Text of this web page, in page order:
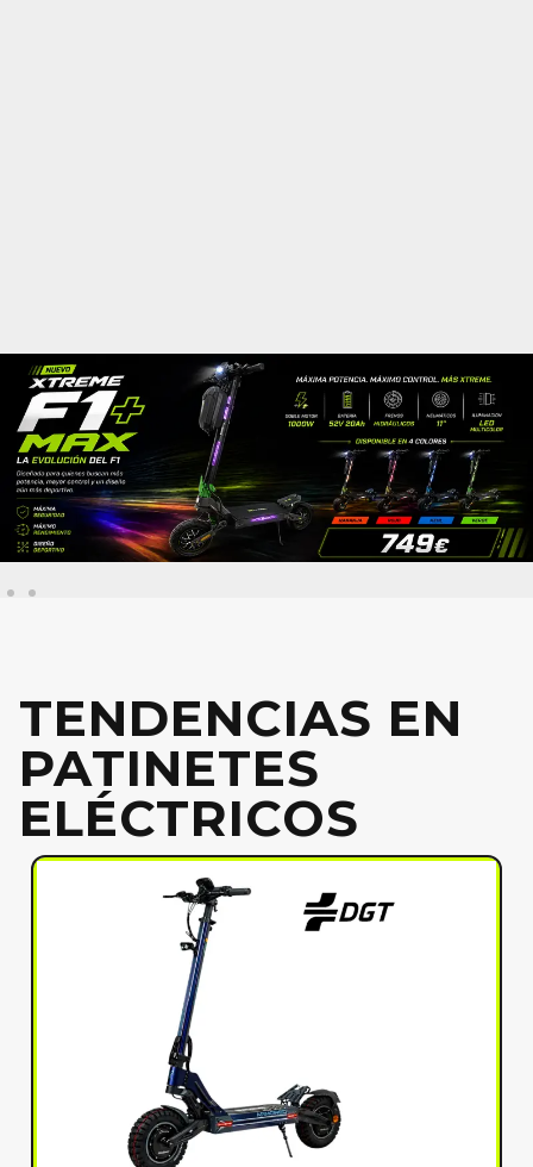
TENDENCIAS EN
PATINETES
ELÉCTRICOS